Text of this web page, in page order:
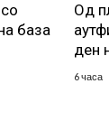
база
Од
ден
6 часа